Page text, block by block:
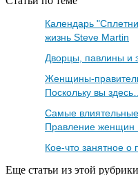
Календарь
жизнь Steve Martin
Дворцы, павлины и
Женщины-
Поскольку вы здесь…
Самые
Правление женщин
Кое-что занятное
Еще статьи из этой рубрики